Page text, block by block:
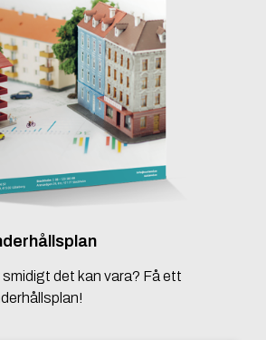
smidigt det kan vara? Få ett